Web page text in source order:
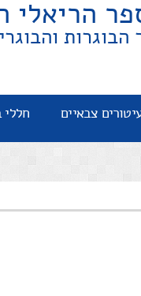
הריאלי
הבוגרות
צבאיים חללי